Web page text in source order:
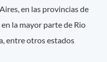
en las provincias de
en la mayor parte de Rio
entre otros estados